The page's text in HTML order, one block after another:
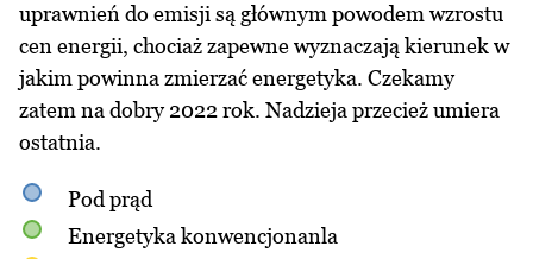
uprawnień do emisji są głównym powodem wzrostu
cen energii, chociaż zapewne wyznaczają kierunek w
jakim powinna zmierzać energetyka. Czekamy
zatem na dobry 2022 rok. Nadzieja przecież umiera
ostatnia.
Pod prąd
Energetyka konwencjonanla